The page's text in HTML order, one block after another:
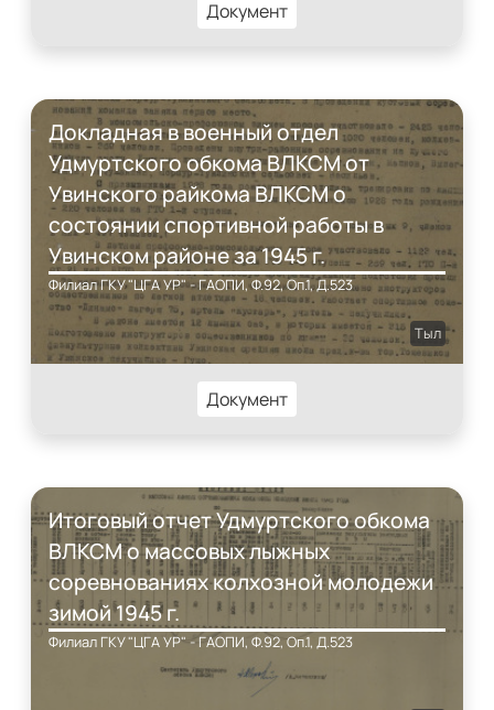
Документ
Докладная в военный отдел
Удмуртского обкома ВЛКСМ от
Увинского райкома ВЛКСМ о
состоянии спортивной работы в
Увинском районе за 1945 г.
Филиал ГКУ "ЦГА УР" - ГАОПИ, Ф.92, Оп.1, Д.523
Тыл
Документ
Итоговый отчет Удмуртского обкома
ВЛКСМ о массовых лыжных
соревнованиях колхозной молодежи
зимой 1945 г.
Филиал ГКУ "ЦГА УР" - ГАОПИ, Ф.92, Оп.1, Д.523